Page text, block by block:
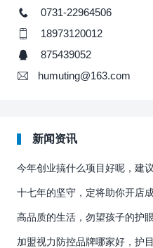
0731-22964506
18973120012
875439052
humuting@163.com
新闻资讯
今年创业搞什么项目好呢，建
十七年的坚守，定将助你开店
高品质的生活，勿望孩子的护
加盟视力防控品牌哪家好，护